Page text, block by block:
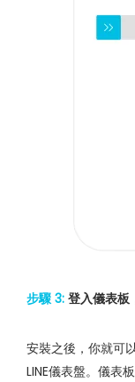
步驟 3: 登入儀表板
安裝之後，你就可
LINE儀表盤。儀表